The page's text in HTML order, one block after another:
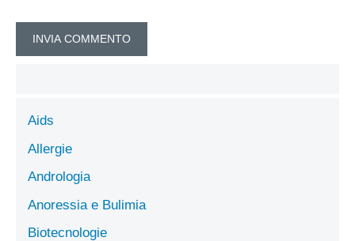
Aids
Allergie
Andrologia
Anoressia e Bulimia
Biotecnologie